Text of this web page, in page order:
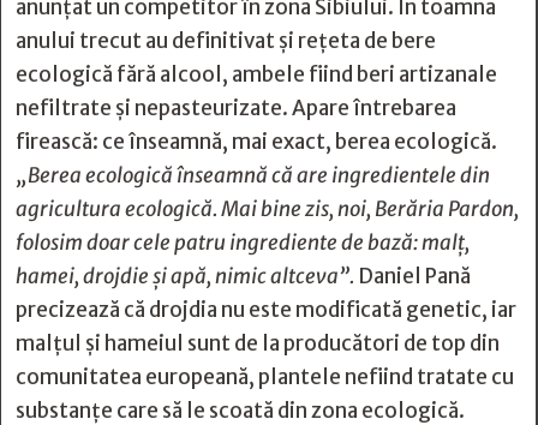
anunțat un competitor în zona Sibiului. În toamna
anului trecut au definitivat și rețeta de bere
ecologică fără alcool, ambele fiind beri artizanale
nefiltrate și nepasteurizate. Apare întrebarea
firească: ce înseamnă, mai exact, berea ecologică.
„Berea ecologică înseamnă că are ingredientele din
agricultura ecologică. Mai bine zis, noi, Berăria Pardon,
folosim doar cele patru ingrediente de bază: malț,
hamei, drojdie și apă, nimic altceva”. Daniel Pană
precizează că drojdia nu este modificată genetic, iar
malțul și hameiul sunt de la producători de top din
comunitatea europeană, plantele nefiind tratate cu
substanțe care să le scoată din zona ecologică.